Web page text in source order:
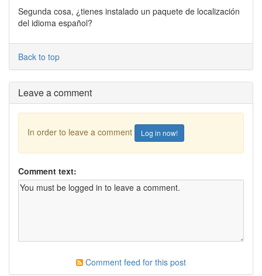
Segunda cosa, ¿tienes instalado un paquete de localización
del idioma español?
Back to top
Leave a comment
In order to leave a comment Log in now!
Comment text:
Comment feed for this post